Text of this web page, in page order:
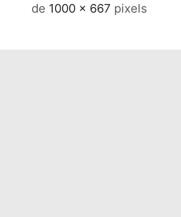
de 1000 × 667 pixels